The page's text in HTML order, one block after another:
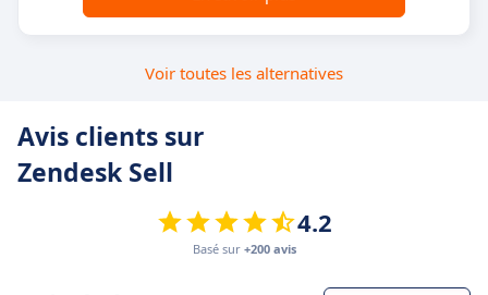
Voir toutes les alternatives
Avis clients sur
Zendesk Sell
4.2
Basé sur +200 avis